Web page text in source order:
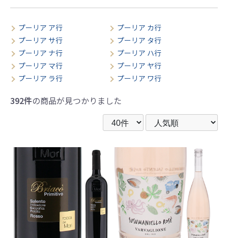
プーリア ア行
プーリア カ行
プーリア サ行
プーリア タ行
プーリア ナ行
プーリア ハ行
プーリア マ行
プーリア ヤ行
プーリア ラ行
プーリア ワ行
392件の商品が見つかりました